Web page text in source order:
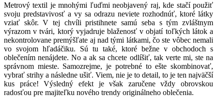
Metrový textil je mnohými ľuďmi neobjavený raj, kde stačí použiť
svoju predstavivosť a vy sa odrazu neviete rozhodnúť, ktoré látky
vziať skôr. V tej chvíli pristihnete samú seba s tým zvláštnym
výrazom v tvári, ktorý vyjadruje blaženosť v objatí toľkých látok a
nekontrolovane premýšľate aj nad tými látkami, čo ste vôbec nemali
vo svojom hľadáčiku. Sú tu také, ktoré bežne v obchodoch s
oblečením nenájdete. No a ak sa chcete odlíšiť, tak verte mi, ste na
správnom mieste. Samozrejme, je potrebné to ešte skombinovať,
vybrať strihy a následne ušiť. Viem, nie je to detail, to je ten najväčší
kus práce! Výsledný efekt je však zaručene vždy obrovskou
radosťou pre majiteľku nového trendy originálneho oblečenia.